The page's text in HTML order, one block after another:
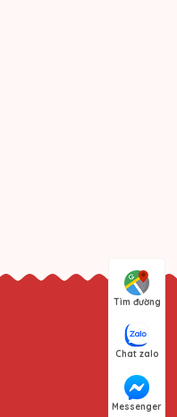
Tìm đường
Chat zalo
Messenger